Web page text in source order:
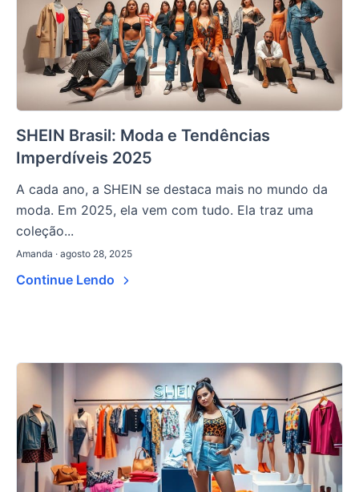
SHEIN Brasil: Moda e Tendências
Imperdíveis 2025
A cada ano, a SHEIN se destaca mais no mundo da
moda. Em 2025, ela vem com tudo. Ela traz uma
coleção...
Amanda · agosto 28, 2025
Continue Lendo